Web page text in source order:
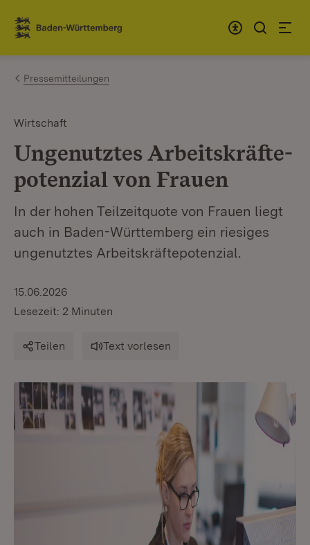
Zum Inhalt springen
Link zur Startseite
Pressemitteilungen
Wirtschaft
Ungenutztes Arbeitskräfte­
potenzial von Frauen
In der hohen Teilzeitquote von Frauen liegt
auch in Baden-Württemberg ein riesiges
ungenutztes Arbeitskräftepotenzial.
15.06.2026
Lesezeit: 2 Minuten
Teilen Text vorlesen